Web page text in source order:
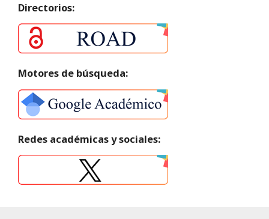
Directorios:
Motores de búsqueda:
Redes académicas y sociales: